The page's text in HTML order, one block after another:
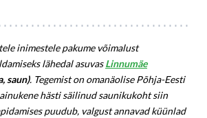
inimestele pakume võimalust
lähedal asuvasLinnumäe
saun). Tegemist on omanäolise Põhja-Eesti
hästi säilinud saunikukoht siin
puudub, valgust annavad küünlad